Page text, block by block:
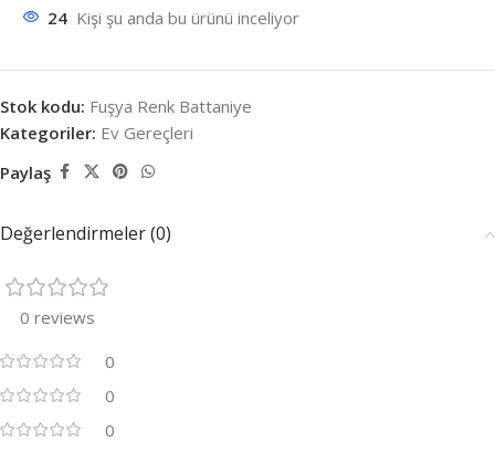
24 Kişi şu anda bu ürünü inceliyor
Stok kodu: Fuşya Renk Battaniye
Kategoriler: Ev Gereçleri
Paylaş
Değerlendirmeler (0)
0 reviews
0
0
0